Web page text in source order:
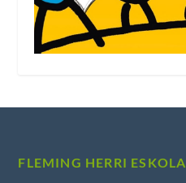
FLEMING HERRI ESKOLA